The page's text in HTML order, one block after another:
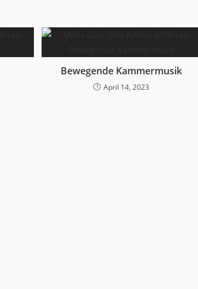
Bewegende Kammermusik
April 14, 2023